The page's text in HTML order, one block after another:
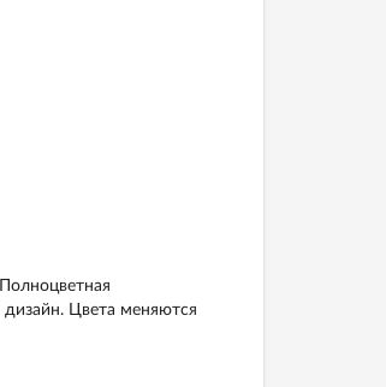
Цвета меняются